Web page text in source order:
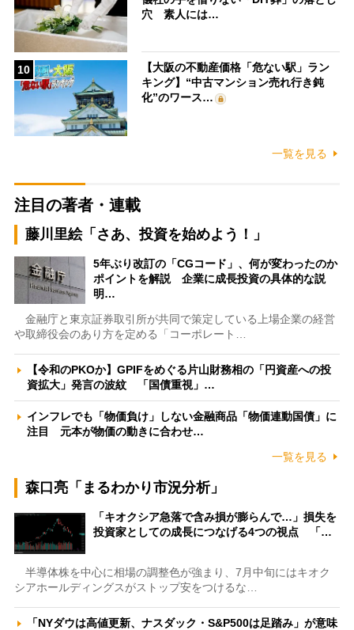
穴 素人には…
10
【大阪の不動産価格「危ない駅」ラン
キング】“中古マンション売れ行き鈍
化”のワース…
一覧を見る
注目の著者・連載
藤川里絵「さあ、投資を始めよう！」
5年ぶり改訂の「CGコード」、何が変わったのか
ポイントを解説 企業に成長投資の具体的な説
明…
金融庁と東京証券取引所が共同で策定している上場企業の経営
や取締役会のあり方を定める「コーポレート…
【令和のPKOか】GPIFをめぐる片山財務相の「円資産への投
資拡大」発言の波紋 「国債重視」…
インフレでも「物価負け」しない金融商品「物価連動国債」に
注目 元本が物価の動きに合わせ…
一覧を見る
森口亮「まるわかり市況分析」
「キオクシア急落で含み損が膨らんで…」損失を
投資家としての成長につなげる4つの視点 「…
半導体株を中心に相場の調整色が強まり、7月中旬にはキオク
シアホールディングスがストップ安をつけるな…
「NYダウは高値更新、ナスダック・S&P500は足踏み」が意味